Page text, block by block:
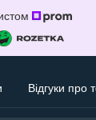
Відгуки про